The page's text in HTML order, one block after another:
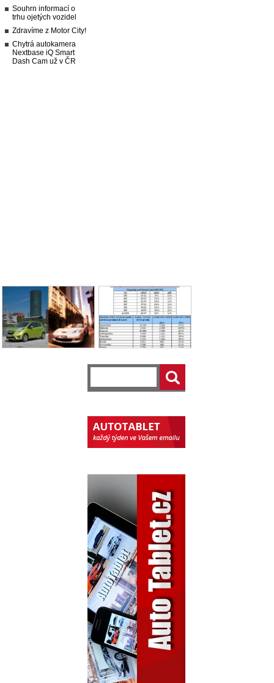
Souhrn informací o
trhu ojetých vozidel
Zdravíme z Motor City!
Chytrá autokamera
Nextbase iQ Smart
Dash Cam už v ČR